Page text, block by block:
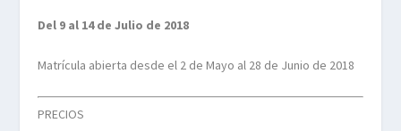
Del 9 al 14 de Julio de 2018
Matrícula abierta desde el 2 de Mayo al 28 de Junio de 2018
PRECIOS